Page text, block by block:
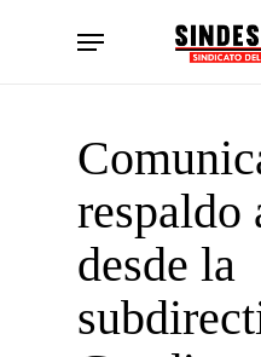
Menu
respaldo
desde la